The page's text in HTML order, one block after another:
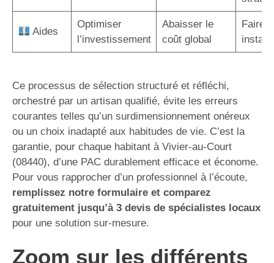
Aides
Optimiser
l’investissement
Abaisser le
coût global
Faire
Ce processus de sélection structuré et réfléchi,
orchestré par un artisan qualifié, évite les erreurs
courantes telles qu’un surdimensionnement onéreux
ou un choix inadapté aux habitudes de vie. C’est la
garantie, pour chaque habitant à Vivier-au-Court
(08440), d’une PAC durablement efficace et économe.
Pour vous rapprocher d’un professionnel à l’écoute,
remplissez notre formulaire et comparez
gratuitement jusqu’à 3 devis de spécialistes locaux
pour une solution sur-mesure.
Zoom sur les différents